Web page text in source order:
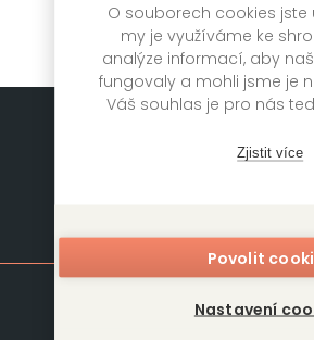
O souborech cookies jste
my je využíváme ke
analýze informací, aby
fungovaly a mohli jsme je
Váš souhlas je pro nás
Zjistit více
Povolit
Nastavení
Mapa stránek